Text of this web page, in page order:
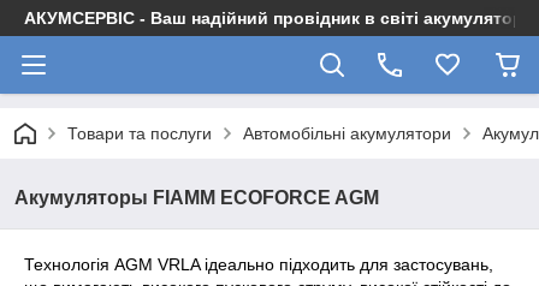
АКУМСЕРВІС - Ваш надійний провідник в світі акумуляторів
Товари та послуги Автомобільні акумулятори
Акумуляторы FIAMM ECOFORCE AGM
Технологія AGM VRLA ідеально підходить для застосувань,